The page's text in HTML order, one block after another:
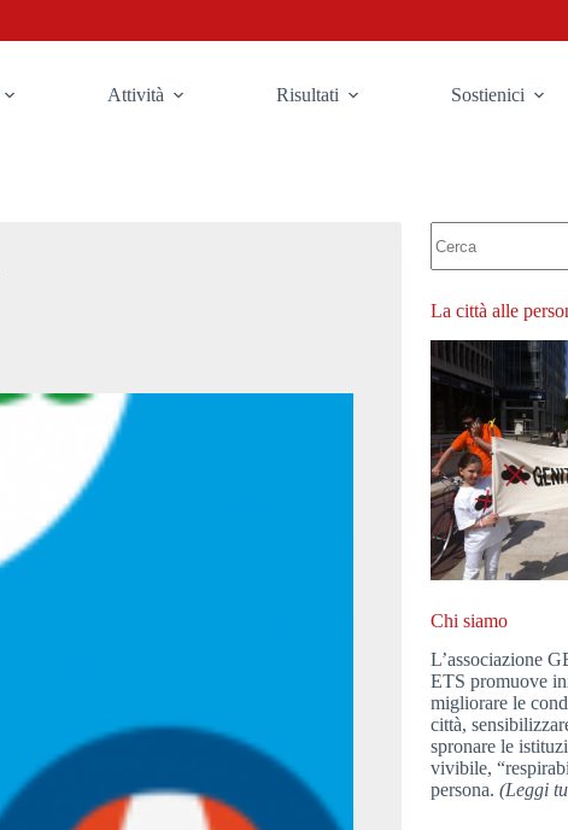
Attività Risultati Sostienici
risultato
La città alle
Chi siamo
L’associazione
ETS promuove
migliorare le
città,
spronare le
vivibile,
persona.(Leggi